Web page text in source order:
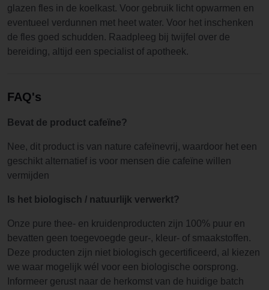
glazen fles in de koelkast. Voor gebruik licht opwarmen en
eventueel verdunnen met heet water. Voor het inschenken
de fles goed schudden. Raadpleeg bij twijfel over de
bereiding, altijd een specialist of apotheek.
FAQ's
Bevat de product cafeïne?
Nee, dit product is van nature cafeïnevrij, waardoor het een
geschikt alternatief is voor mensen die cafeïne willen
vermijden
Is het biologisch / natuurlijk verwerkt?
Onze pure thee- en kruidenproducten zijn 100% puur en
bevatten geen toegevoegde geur-, kleur- of smaakstoffen.
Deze producten zijn niet biologisch gecertificeerd, al kiezen
we waar mogelijk wél voor een biologische oorsprong.
Informeer gerust naar de herkomst van de huidige batch